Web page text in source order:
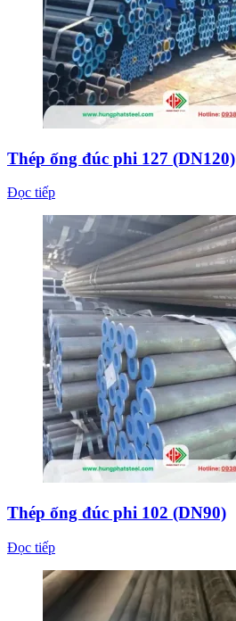
Thép ống đúc phi 127 (DN120)
Đọc tiếp
Thép ống đúc phi 102 (DN90)
Đọc tiếp